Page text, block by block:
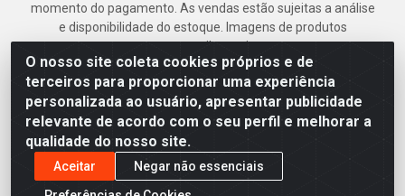
O nosso site coleta cookies próprios e de
terceiros para proporcionar uma experiência
personalizada ao usuário, apresentar publicidade
relevante de acordo com o seu perfil e melhorar a
qualidade do nosso site.
Aceitar
Negar não essenciais
momento do pagamento. As vendas estão sujeitas a análise
e disponibilidade do estoque. Imagens de produtos
meramente ilustrativas.
Armazém Jenipapo Materiais de Construção em Geral
LTDA - Rua das Flores, 2691 - Guabiraba, Recife/PE - CEP
52.291-630 - CNPJ 41.097.379/0001-